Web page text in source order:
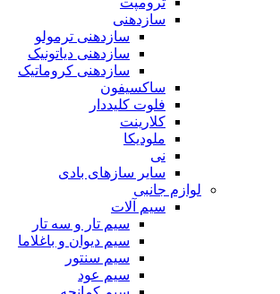
سازدهنی
سازدهنی ترمولو
سازدهنی دیاتونیک
سازدهنی کروماتیک
ساکسیفون
فلوت کلیددار
کلارینت
ملودیکا
نی
سایر سازهای بادی
لوازم جانبی
سیم آلات
سیم تار و سه تار
سیم دیوان و باغلاما
سیم سنتور
سیم عود